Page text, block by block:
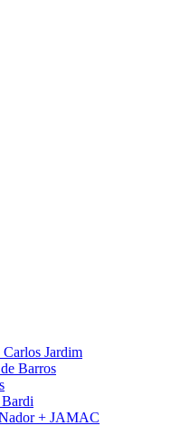
Jardim
Barros
+ JAMAC